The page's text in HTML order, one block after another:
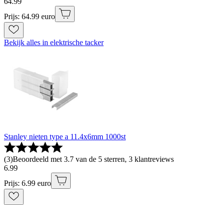
Prijs: 64.99 euro
Bekijk alles in elektrische tacker
Stanley nieten type a 11.4x6mm 1000st
(3)Beoordeeld met 3.7 van de 5 sterren, 3 klantreviews
6.99
Prijs: 6.99 euro